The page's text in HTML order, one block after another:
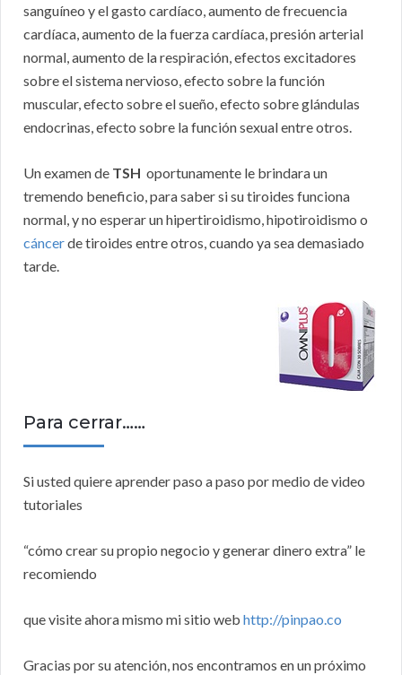
sanguíneo y el gasto cardíaco, aumento de frecuencia
cardíaca, aumento de la fuerza cardíaca, presión arterial
normal, aumento de la respiración, efectos excitadores
sobre el sistema nervioso, efecto sobre la función
muscular, efecto sobre el sueño, efecto sobre glándulas
endocrinas, efecto sobre la función sexual entre otros.
Un examen de TSH oportunamente le brindara un
tremendo beneficio, para saber si su tiroides funciona
normal, y no esperar un hipertiroidismo, hipotiroidismo o
cáncerde tiroides entre otros, cuando ya sea demasiado
tarde.
Para cerrar……
Si usted quiere aprender paso a paso por medio de video
tutoriales
“cómo crear su propio negocio y generar dinero extra” le
recomiendo
que visite ahora mismo mi sitio web http://pinpao.co
Gracias por su atención, nos encontramos en un próximo